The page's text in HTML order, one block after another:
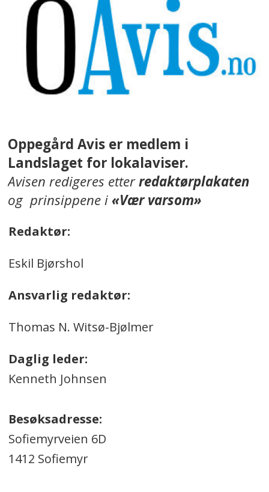
Oppegård Avis er medlem i
Landslaget for lokalaviser.
Avisen redigeres etterredaktørplakaten
og prinsippene i«Vær varsom»
Redaktør:
Eskil Bjørshol
Ansvarlig redaktør:
Thomas N. Witsø-Bjølmer
Daglig leder:
Kenneth Johnsen
Besøksadresse:
Sofiemyrveien 6D
1412 Sofiemyr